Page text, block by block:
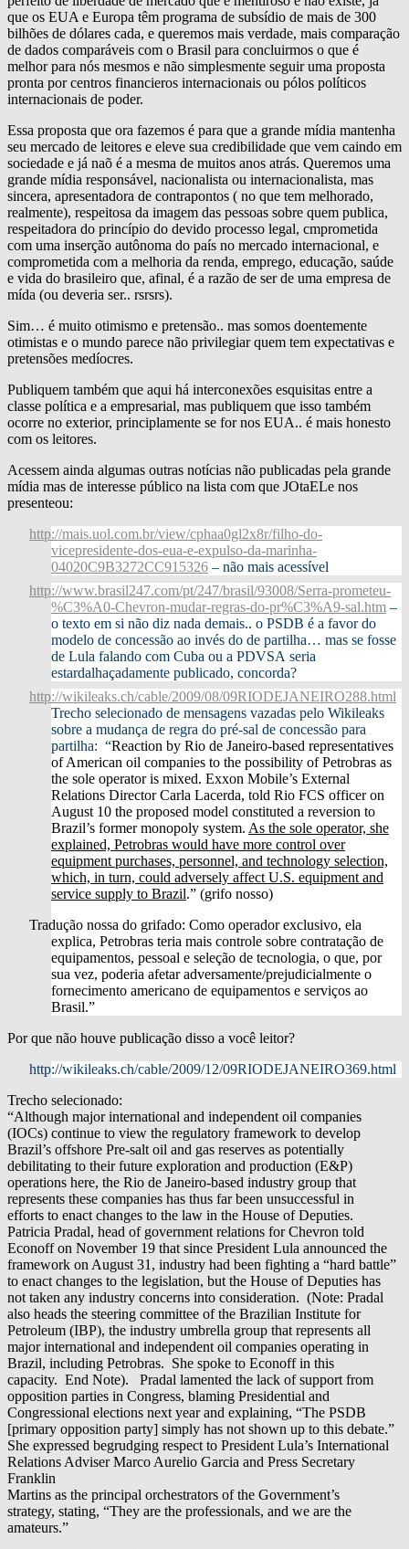
que os EUA e Europa têm programa de subsídio de mais de 300
bilhões de dólares cada, e queremos mais verdade, mais comparação
de dados comparáveis com o Brasil para concluirmos o que é
melhor para nós mesmos e não simplesmente seguir uma proposta
pronta por centros financieros internacionais ou pólos políticos
internacionais de poder.
Essa proposta que ora fazemos é para que a grande mídia mantenha
seu mercado de leitores e eleve sua credibilidade que vem caindo em
sociedade e já naõ é a mesma de muitos anos atrás. Queremos uma
grande mídia responsável, nacionalista ou internacionalista, mas
sincera, apresentadora de contrapontos ( no que tem melhorado,
realmente), respeitosa da imagem das pessoas sobre quem publica,
respeitadora do princípio do devido processo legal, cmprometida
com uma inserção autônoma do país no mercado internacional, e
comprometida com a melhoria da renda, emprego, educação, saúde
e vida do brasileiro que, afinal, é a razão de ser de uma empresa de
mída (ou deveria ser.. rsrsrs).
Sim… é muito otimismo e pretensão.. mas somos doentemente
otimistas e o mundo parece não privilegiar quem tem expectativas e
pretensões medíocres.
Publiquem também que aqui há interconexões esquisitas entre a
classe política e a empresarial, mas publiquem que isso também
ocorre no exterior, principlamente se for nos EUA.. é mais honesto
com os leitores.
Acessem ainda algumas outras notícias não publicadas pela grande
mídia mas de interesse público na lista com que JOtaELe nos
presenteou:
http://mais.uol.com.br/view/cphaa0gl2x8r/filho-do-
vicepresidente-dos-eua-e-expulso-da-marinha-
04020C9B3272CC915326 – não mais acessível
http://www.brasil247.com/pt/247/brasil/93008/Serra-prometeu-
%C3%A0-Chevron-mudar-regras-do-pr%C3%A9-sal.htm –
o texto em si não diz nada demais.. o PSDB é a favor do
modelo de concessão ao invés do de partilha… mas se fosse
de Lula falando com Cuba ou a PDVSA seria
estardalhaçadamente publicado, concorda?
http://wikileaks.ch/cable/2009/08/09RIODEJANEIRO288.html
Trecho selecionado de mensagens vazadas pelo Wikileaks
sobre a mudança de regra do pré-sal de concessão para
partilha: “Reaction by Rio de Janeiro-based representatives
of American oil companies to the possibility of Petrobras as
the sole operator is mixed. Exxon Mobile’s External
Relations Director Carla Lacerda, told Rio FCS officer on
August 10 the proposed model constituted a reversion to
Brazil’s former monopoly system. As the sole operator, she
explained, Petrobras would have more control over
equipment purchases, personnel, and technology selection,
which, in turn, could adversely affect U.S. equipment and
service supply to Brazil.” (grifo nosso)
Tradução nossa do grifado: Como operador exclusivo, ela
explica, Petrobras teria mais controle sobre contratação de
equipamentos, pessoal e seleção de tecnologia, o que, por
sua vez, poderia afetar adversamente/prejudicialmente o
fornecimento americano de equipamentos e serviços ao
Brasil.”
Por que não houve publicação disso a você leitor?
http://wikileaks.ch/cable/2009/12/09RIODEJANEIRO369.html
Trecho selecionado:
“Although major international and independent oil companies
(IOCs) continue to view the regulatory framework to develop
Brazil’s offshore Pre-salt oil and gas reserves as potentially
debilitating to their future exploration and production (E&P)
operations here, the Rio de Janeiro-based industry group that
represents these companies has thus far been unsuccessful in
efforts to enact changes to the law in the House of Deputies.
Patricia Pradal, head of government relations for Chevron told
Econoff on November 19 that since President Lula announced the
framework on August 31, industry had been fighting a “hard battle”
to enact changes to the legislation, but the House of Deputies has
not taken any industry concerns into consideration. (Note: Pradal
also heads the steering committee of the Brazilian Institute for
Petroleum (IBP), the industry umbrella group that represents all
major international and independent oil companies operating in
Brazil, including Petrobras. She spoke to Econoff in this
capacity. End Note). Pradal lamented the lack of support from
opposition parties in Congress, blaming Presidential and
Congressional elections next year and explaining, “The PSDB
[primary opposition party] simply has not shown up to this debate.”
She expressed begrudging respect to President Lula’s International
Relations Adviser Marco Aurelio Garcia and Press Secretary
Franklin
Martins as the principal orchestrators of the Government’s
strategy, stating, “They are the professionals, and we are the
amateurs.”